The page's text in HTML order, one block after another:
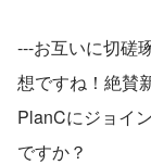
---お互いに切磋
想ですね！絶賛
PlanCにジョイ
ですか？